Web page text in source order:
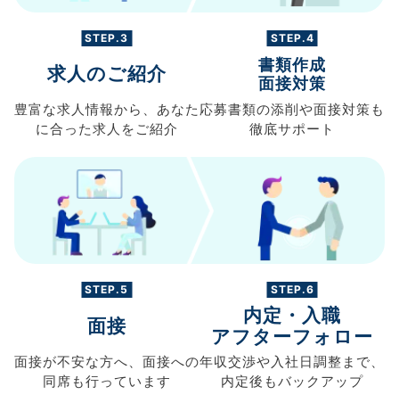
STEP.3
求人のご紹介
豊富な求人情報から、 あなた
に合った求人を ご紹介
STEP.4
書類作成
面接対策
応募書類の添削や面接対策も
徹底サポート
STEP.5
面接
面接が不安な方へ、 面接への
同席も行っています
STEP.6
内定・入職
アフターフォロー
年収交渉や入社日調整まで、
内定後もバックアップ